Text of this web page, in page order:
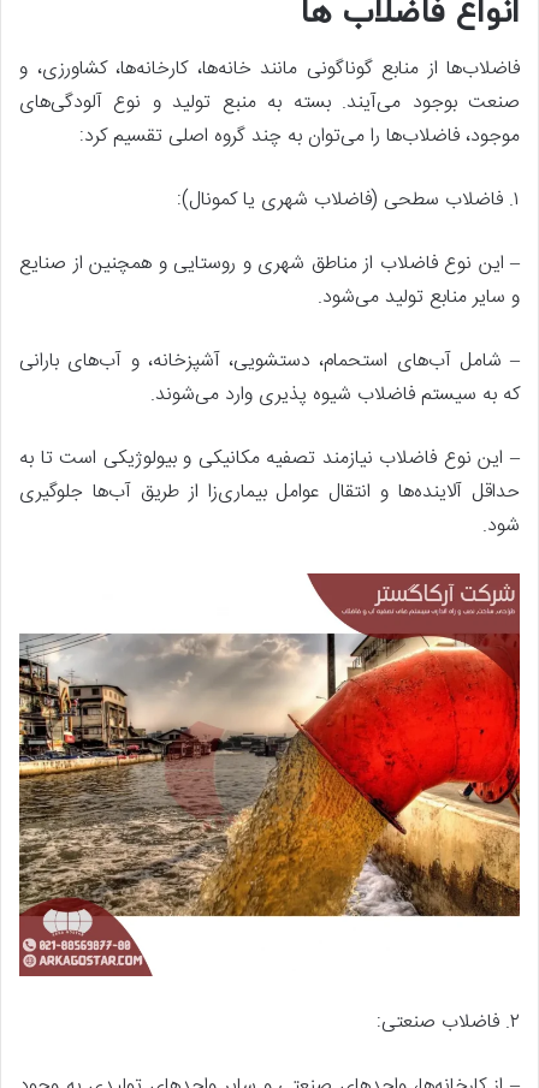
انواع فاضلاب ها
فاضلاب‌ها از منابع گوناگونی مانند خانه‌ها، کارخانه‌ها، کشاورزی، و
صنعت بوجود می‌آیند. بسته به منبع تولید و نوع آلودگی‌های
موجود، فاضلاب‌ها را می‌توان به چند گروه اصلی تقسیم کرد:
۱. فاضلاب سطحی (فاضلاب شهری یا کمونال):
– این نوع فاضلاب از مناطق شهری و روستایی و همچنین از صنایع
و سایر منابع تولید می‌شود.
– شامل آب‌های استحمام، دستشویی، آشپزخانه، و آب‌های بارانی
که به سیستم فاضلاب شیوه پذیری وارد می‌شوند.
– این نوع فاضلاب نیازمند تصفیه مکانیکی و بیولوژیکی است تا به
حداقل آلاینده‌ها و انتقال عوامل بیماری‌زا از طریق آب‌ها جلوگیری
شود.
۲. فاضلاب صنعتی: